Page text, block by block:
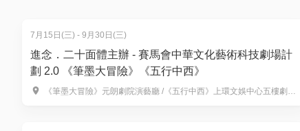
11.積木Lego(小童限定)
12.DIY雪花輕黏土🎨一份(小童限定)
13.沙畫🌠一份（小童限定）
14.充氣堡壘🏰全日任玩
7月15日(三) - 9月30日(三)
進念．二十面體主辦 - 賽馬會中華文化藝術科技劇場計
劃 2.0 《筆墨大冒險》《五行中西》
《筆墨大冒險》元朗劇院演藝廳 /《五行中西》上環文娛中心五樓劇院及六樓展覽廳